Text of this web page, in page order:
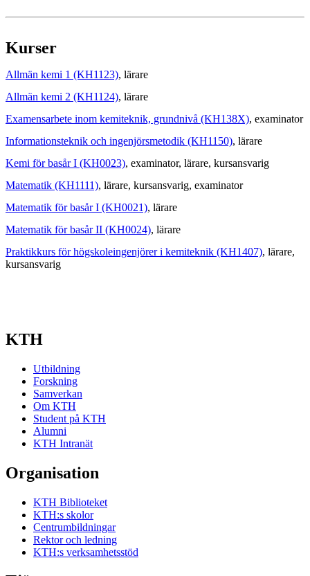
Kurser
Allmän kemi 1 (KH1123), lärare
Allmän kemi 2 (KH1124), lärare
Examensarbete inom kemiteknik, grundnivå (KH138X), examinator
Informationsteknik och ingenjörsmetodik (KH1150), lärare
Kemi för basår I (KH0023), examinator, lärare, kursansvarig
Matematik (KH1111), lärare, kursansvarig, examinator
Matematik för basår I (KH0021), lärare
Matematik för basår II (KH0024), lärare
Praktikkurs för högskoleingenjörer i kemiteknik (KH1407), lärare,
kursansvarig
KTH
Utbildning
Forskning
Samverkan
Om KTH
Student på KTH
Alumni
KTH Intranät
Organisation
KTH Biblioteket
KTH:s skolor
Centrumbildningar
Rektor och ledning
KTH:s verksamhetsstöd